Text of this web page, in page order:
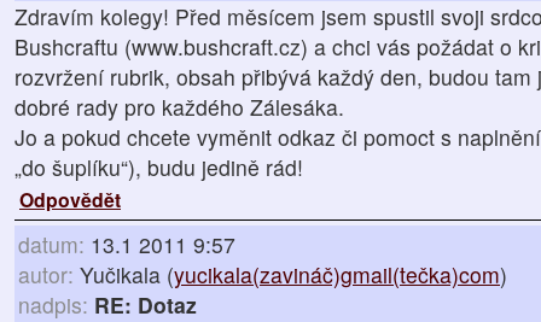
Zdravím kolegy! Před měsícem jsem spustil svoji
Bushcraftu (www.bushcraft.cz) a chci vás požádat o
rozvržení rubrik, obsah přibývá každý den, budou
dobré rady pro každého Zálesáka.
Jo a pokud chcete vyměnit odkaz či pomoct s
„do šuplíku“), budu jedině rád!
Odpovědět
datum: 13.1 2011 9:57
autor: Yučikala (yucikala(zavináč)gmail(tečka)com)
nadpis: RE: Dotaz